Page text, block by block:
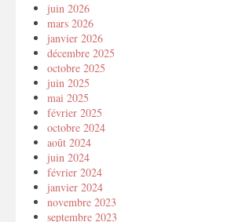
juin 2026
mars 2026
janvier 2026
décembre 2025
octobre 2025
juin 2025
mai 2025
février 2025
octobre 2024
août 2024
juin 2024
février 2024
janvier 2024
novembre 2023
septembre 2023